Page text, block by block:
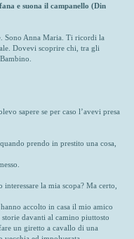
e suona il campanello (Din
Sono Anna Maria. Ti ricordi la
Dovevi scoprire chi, tra gli
sapere se per caso l’avevi presa
prendo in prestito una cosa,
la mia scopa? Ma certo,
accolto in casa il mio amico
davanti al camino piuttosto
un giretto a cavallo di una